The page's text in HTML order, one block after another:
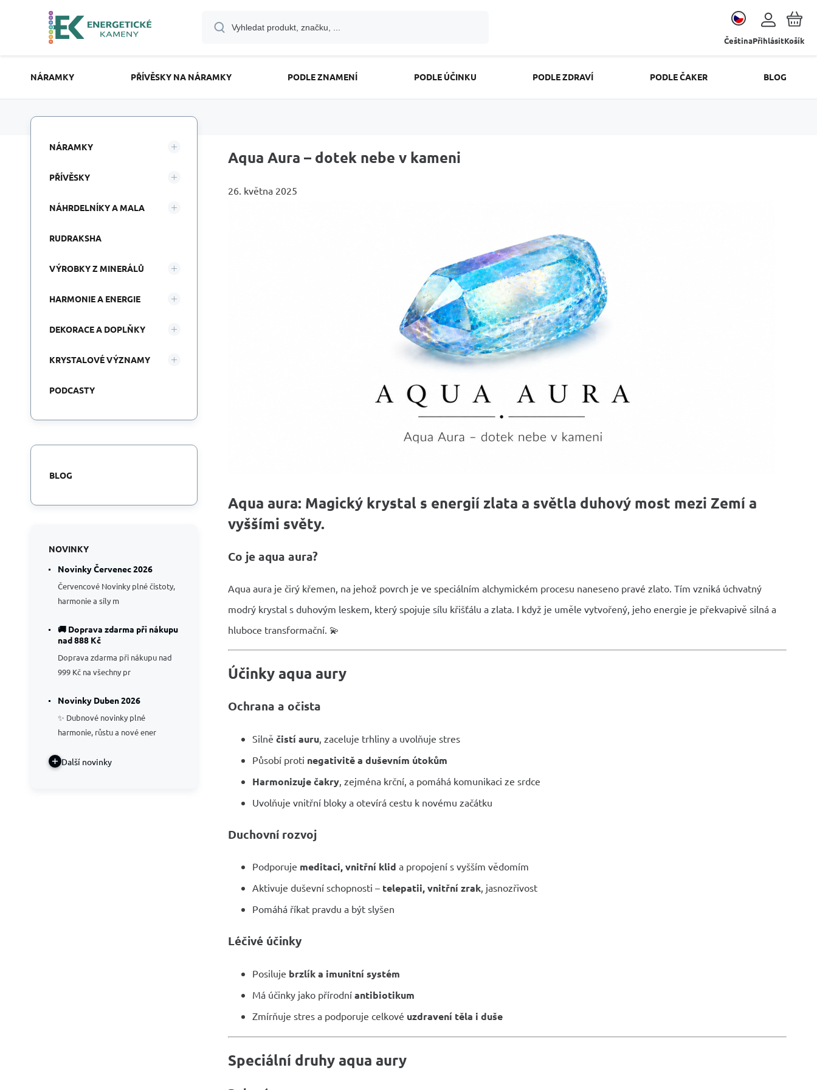
ČeštinaPřihlásitKošík
NÁRAMKY PŘÍVĚSKY NA NÁRAMKY PODLE ZNAMENÍ PODLE ÚČINKU PODLE ZDRAVÍ PODLE ČAKER BLOG
NÁRAMKY
PŘÍVĚSKY
NÁHRDELNÍKY A MALA
RUDRAKSHA
VÝROBKY Z MINERÁLŮ
HARMONIE A ENERGIE
DEKORACE A DOPLŇKY
KRYSTALOVÉ VÝZNAMY
PODCASTY
BLOG
NOVINKY
Novinky Červenec 2026
Červencové Novinky plné čistoty,
harmonie a síly m
🚚 Doprava zdarma při nákupu
nad 888 Kč
Doprava zdarma při nákupu nad
999 Kč na všechny pr
Novinky Duben 2026
✨ Dubnové novinky plné
harmonie, růstu a nové ener
Další novinky
Aqua Aura – dotek nebe v kameni
26. května 2025
Aqua aura: Magický krystal s energií zlata a světla duhový most mezi Zemí a
vyššími světy.
Co je aqua aura?
Aqua aura je čirý křemen, na jehož povrch je ve speciálním alchymickém procesu naneseno pravé zlato. Tím vzniká úchvatný
modrý krystal s duhovým leskem, který spojuje sílu křišťálu a zlata. I když je uměle vytvořený, jeho energie je překvapivě silná a
hluboce transformační. 💫
Účinky aqua aury
Ochrana a očista
Silně čistí auru , zaceluje trhliny a uvolňuje stres
Působí proti negativitě a duševním útokům
Harmonizuje čakry , zejména krční, a pomáhá komunikaci ze srdce
Uvolňuje vnitřní bloky a otevírá cestu k novému začátku
Duchovní rozvoj
Podporuje meditaci, vnitřní klid a propojení s vyšším vědomím
Aktivuje duševní schopnosti – telepatii, vnitřní zrak, jasnozřivost
Pomáhá říkat pravdu a být slyšen
Léčivé účinky
Posiluje brzlík a imunitní systém
Má účinky jako přírodní antibiotikum
Zmírňuje stres a podporuje celkové uzdravení těla i duše
Speciální druhy aqua aury